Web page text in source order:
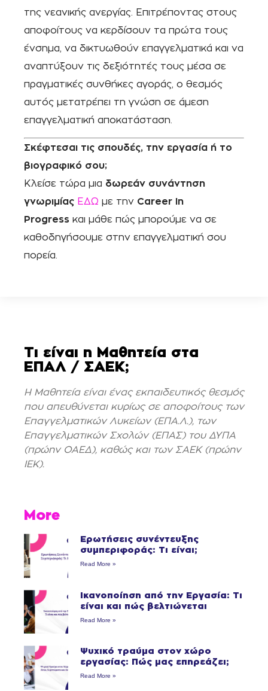
της νεανικής ανεργίας. Επιτρέποντας στους
αποφοίτους να κερδίσουν τα πρώτα τους
ένσημα, να δικτυωθούν επαγγελματικά και να
αναπτύξουν τις δεξιότητές τους μέσα σε
πραγματικές συνθήκες αγοράς, ο θεσμός
αυτός μετατρέπει τη γνώση σε άμεση
επαγγελματική αποκατάσταση.
Σκέφτεσαι τις σπουδές, την εργασία ή το
βιογραφικό σου;
Κλείσε τώρα μια δωρεάν συνάντηση
γνωριμίας ΕΔΩ με την Career In
Progress και μάθε πώς μπορούμε να σε
καθοδηγήσουμε στην επαγγελματική σου
πορεία.
Τι είναι η Μαθητεία στα
EΠΑΛ / ΣΑΕΚ;
Η Μαθητεία είναι ένας εκπαιδευτικός θεσμός
που απευθύνεται κυρίως σε αποφοίτους των
Επαγγελματικών Λυκείων (ΕΠΑ.Λ.), των
Επαγγελματικών Σχολών (ΕΠΑΣ) του ΔΥΠΑ
(πρώην ΟΑΕΔ), καθώς και των ΣΑΕΚ (πρώην
ΙΕΚ).
More
Ερωτήσεις συνέντευξης
συμπεριφοράς: Τι είναι;
Read More »
Ικανοποίηση από την Εργασία: Τι
είναι και πώς βελτιώνεται
Read More »
Ψυχικό τραύμα στον χώρο
εργασίας: Πώς μας επηρεάζει;
Read More »